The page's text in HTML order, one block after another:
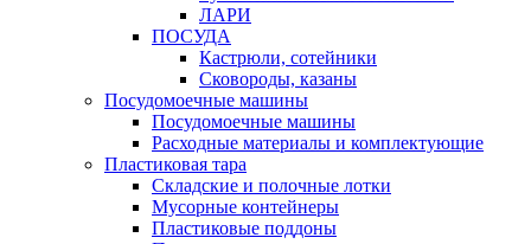
ЛАРИ
ПОСУДА
Кастрюли, сотейники
Сковороды, казаны
Посудомоечные машины
Посудомоечные машины
Расходные материалы и комплектующие
Пластиковая тара
Складские и полочные лотки
Мусорные контейнеры
Пластиковые поддоны